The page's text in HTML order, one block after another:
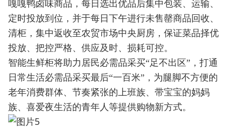
嘎嘎鸭卤味商品，每日选出优品后集中包装、运输、
定时投放到位，并于每日下午进行未售罄商品回收、
清柜，集中返收至农贸市场中央厨房，保证菜品择优
投放、把控严格、供应及时、损耗可控。
智能生鲜柜将助力居民必需品采买“足不出区”，打通
日常生活必需品采买最后“一百米”，为腿脚不方便的
老年消费群体、节奏紧张的上班族、带宝宝的妈妈
族、喜爱夜生活的青年人等提供购物新方式。